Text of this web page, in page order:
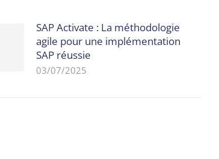
SAP Activate : La méthodologie
agile pour une implémentation
SAP réussie
03/07/2025